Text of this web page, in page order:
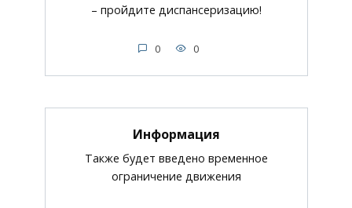
– пройдите диспансеризацию!
0 0
Информация
Также будет введено временное
ограничение движения